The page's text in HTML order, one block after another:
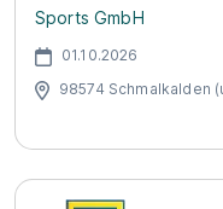
Sports GmbH
01.10.2026
98574 Schmalkalden